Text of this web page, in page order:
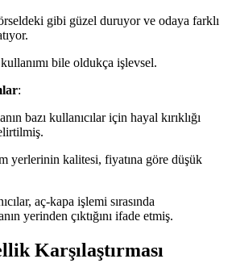
gibi güzel duruyor ve odaya farklı
bile oldukça işlevsel.
:
bazı kullanıcılar için hayal kırıklığı
yerlerinin kalitesi, fiyatına göre düşük
aç-kapa işlemi sırasında
yerinden çıktığını ifade etmiş.
Karşılaştırması